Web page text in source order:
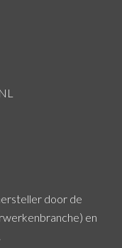
door de
en